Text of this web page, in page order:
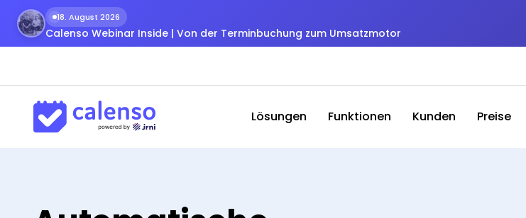
18. August 2026
Calenso Webinar Inside | Von der Terminbuchung zum Umsatzmotor
Lösungen Funktionen Kunden Preise